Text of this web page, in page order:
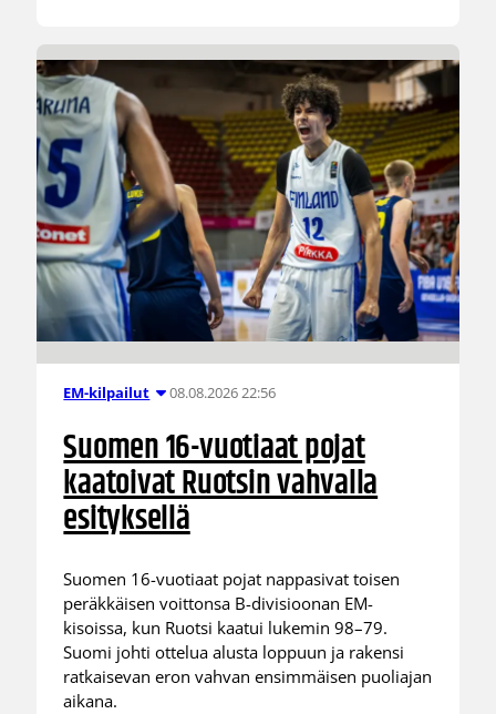
EM-kilpailut 08.08.2026 22:56
Suomen 16-vuotiaat pojat
kaatoivat Ruotsin vahvalla
esityksellä
Suomen 16-vuotiaat pojat nappasivat toisen
peräkkäisen voittonsa B-divisioonan EM-
kisoissa, kun Ruotsi kaatui lukemin 98–79.
Suomi johti ottelua alusta loppuun ja rakensi
ratkaisevan eron vahvan ensimmäisen puoliajan
aikana.